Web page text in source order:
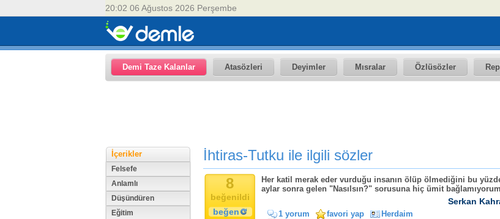
20:02 06 Ağustos 2026 Perşembe
Demi Taze Kalanlar Atasözleri Deyimler Mısralar Özlüsözler
İçerikler
Felsefe
Anlamlı
Düşündüren
Eğitim
İhtiras-Tutku ile ilgili sözler
8
beğenildi
beğen
Her katil merak eder vurduğu insanın ölüp ölmediğini bu
aylar sonra gelen "Nasılsın?" sorusuna hiç ümit
Serkan
1 yorum favori yap Herdaim